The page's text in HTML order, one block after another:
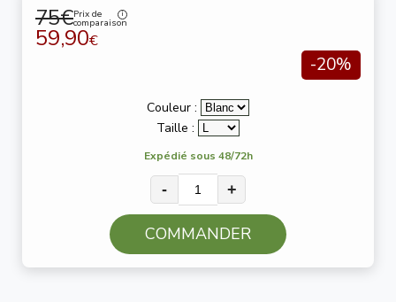
75€Prix de
comparaison
59,90€
-20%
Couleur :
Taille :
Expédié sous 48/72h
- +
COMMANDER